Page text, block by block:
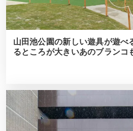
山田池公園の新しい遊具が遊べ
るところが大きいあのブランコ